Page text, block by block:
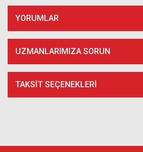
YORUMLAR
UZMANLARIMIZA SORUN
TAKSIT SEÇENEKLERI